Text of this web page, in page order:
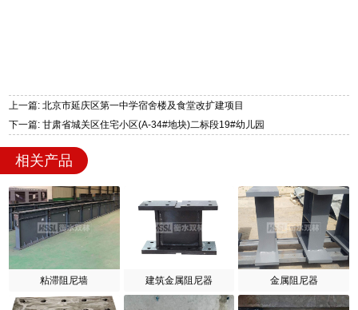
上一篇: 北京市延庆区第一中学宿舍楼及食堂改扩建项目
下一篇: 甘肃省城关区住宅小区(A-34#地块)二标段19#幼儿园
相关产品
粘滞阻尼墙 建筑金属阻尼器 金属阻尼器